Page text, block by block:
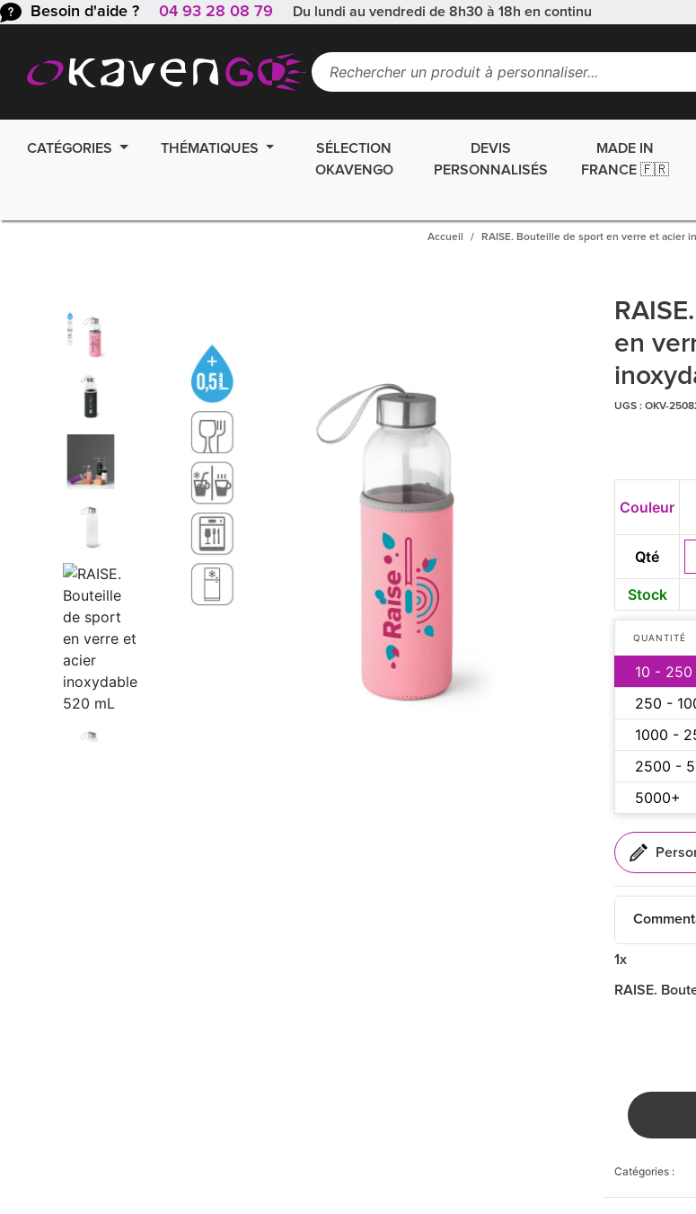
Besoin d'aide ? 04 93 28 08 79 Du lundi au vendredi de 8h30 à 18h en continu
CATÉGORIES THÉMATIQUES
SÉLECTION
OKAVENGO
DEVIS
PERSONNALISÉS
MADE IN
FRANCE 🇫🇷
Accueil RAISE. Bouteille de sport en verre et acier
en
UGS : OKV-
Couleur
Qté
Stock
QUANTITÉ
10 - 250
250 -
1000 -
2500 -
5000+
1x
RAISE.
Catégories :